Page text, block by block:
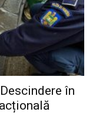
în